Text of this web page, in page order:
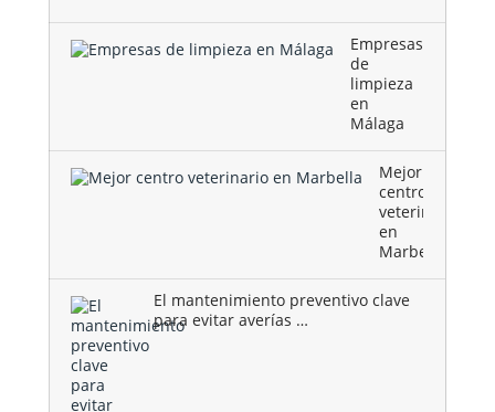
Empresas
de
limpieza
en
Málaga
Mejor
centro
veterinario
en
Marbella
El mantenimiento preventivo clave
para evitar averías …